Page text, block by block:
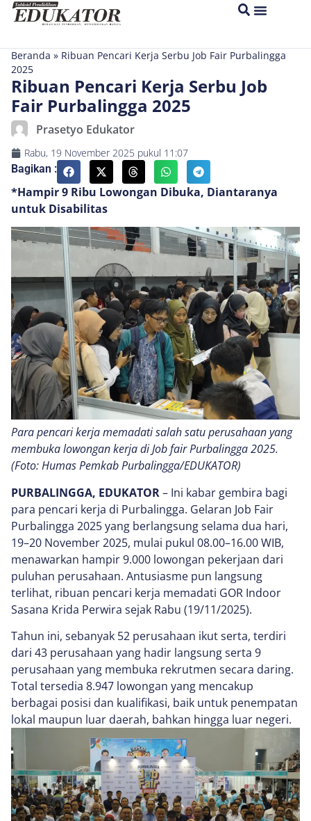
Beranda » Ribuan Pencari Kerja Serbu Job Fair Purbalingga
2025
Ribuan Pencari Kerja Serbu Job
Fair Purbalingga 2025
Prasetyo Edukator
Rabu, 19 November 2025 pukul 11:07
Bagikan :
*Hampir 9 Ribu Lowongan Dibuka, Diantaranya
untuk Disabilitas
Para pencari kerja memadati salah satu perusahaan yang
membuka lowongan kerja di Job fair Purbalingga 2025.
(Foto: Humas Pemkab Purbalingga/EDUKATOR)
PURBALINGGA, EDUKATOR– Ini kabar gembira bagi
para pencari kerja di Purbalingga. Gelaran Job Fair
Purbalingga 2025 yang berlangsung selama dua hari,
19–20 November 2025, mulai pukul 08.00–16.00 WIB,
menawarkan hampir 9.000 lowongan pekerjaan dari
puluhan perusahaan. Antusiasme pun langsung
terlihat, ribuan pencari kerja memadati GOR Indoor
Sasana Krida Perwira sejak Rabu (19/11/2025).
Tahun ini, sebanyak 52 perusahaan ikut serta, terdiri
dari 43 perusahaan yang hadir langsung serta 9
perusahaan yang membuka rekrutmen secara daring.
Total tersedia 8.947 lowongan yang mencakup
berbagai posisi dan kualifikasi, baik untuk penempatan
lokal maupun luar daerah, bahkan hingga luar negeri.